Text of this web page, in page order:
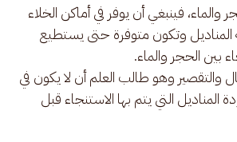
والماء، فينبغي أن يوفر في أماكن الخلاء
المناديل وتكون متوفرة حتى يستطيع
بين الحجر والماء.
والتقصير وهو طالب العلم أن لا يكون في
المناديل التي يتم بها الاستنجاء قبل